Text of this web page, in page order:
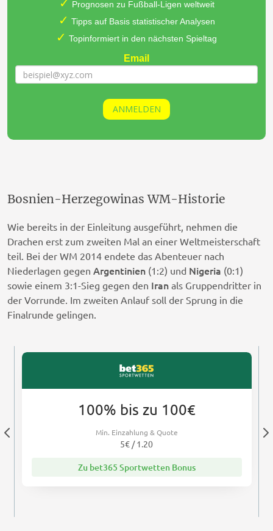
Bosnien-Herzegowinas WM-Historie
Wie bereits in der Einleitung ausgeführt, nehmen die
Drachen erst zum zweiten Mal an einer Weltmeisterschaft
teil. Bei der WM 2014 endete das Abenteuer nach
Niederlagen gegen Argentinien (1:2) und Nigeria (0:1)
sowie einem 3:1-Sieg gegen den Iran als Gruppendritter in
der Vorrunde. Im zweiten Anlauf soll der Sprung in die
Finalrunde gelingen.
100% bis zu 100€
Min. Einzahlung & Quote
5€ / 1.20
Zu bet365 Sportwetten Bonus